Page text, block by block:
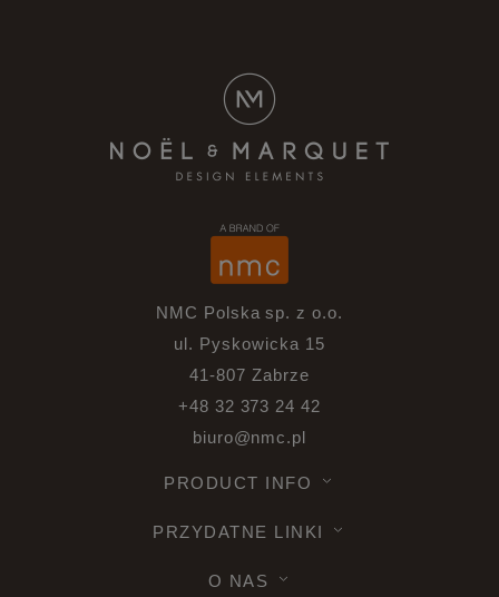
NMC Polska sp. z o.o.
ul. Pyskowicka 15
41-807 Zabrze
+48 32 373 24 42
biuro@nmc.pl
PRODUCT INFO
PRZYDATNE LINKI
O NAS